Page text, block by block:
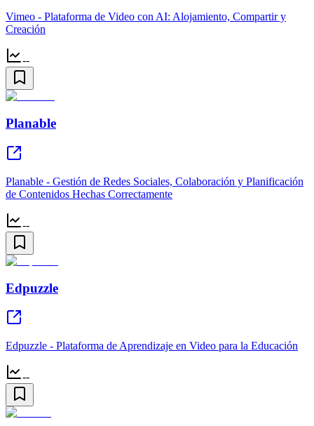
Vimeo - Plataforma de Video con AI: Alojamiento, Compartir y
Creación
--
Planable
Planable - Gestión de Redes Sociales, Colaboración y Planificación
de Contenidos Hechas Correctamente
--
Edpuzzle
Edpuzzle - Plataforma de Aprendizaje en Video para la Educación
--